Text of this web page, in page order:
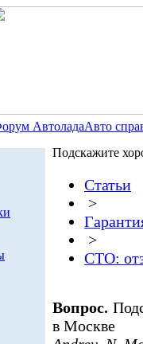
АвтоладаАвто
Подскажите
Статьи
>
>
СТО:
Вопрос.
в Москве